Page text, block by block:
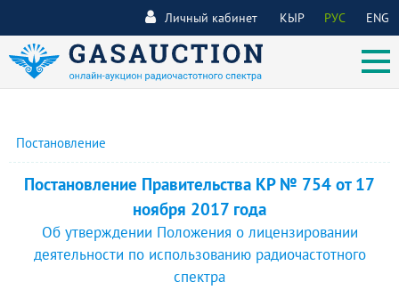
КЫР РУС ENG
Личный кабинет
Постановление
Постановление Правительства КР № 754 от 17
ноября 2017 года
Об утверждении Положения о лицензировании
деятельности по использованию радиочастотного
спектра